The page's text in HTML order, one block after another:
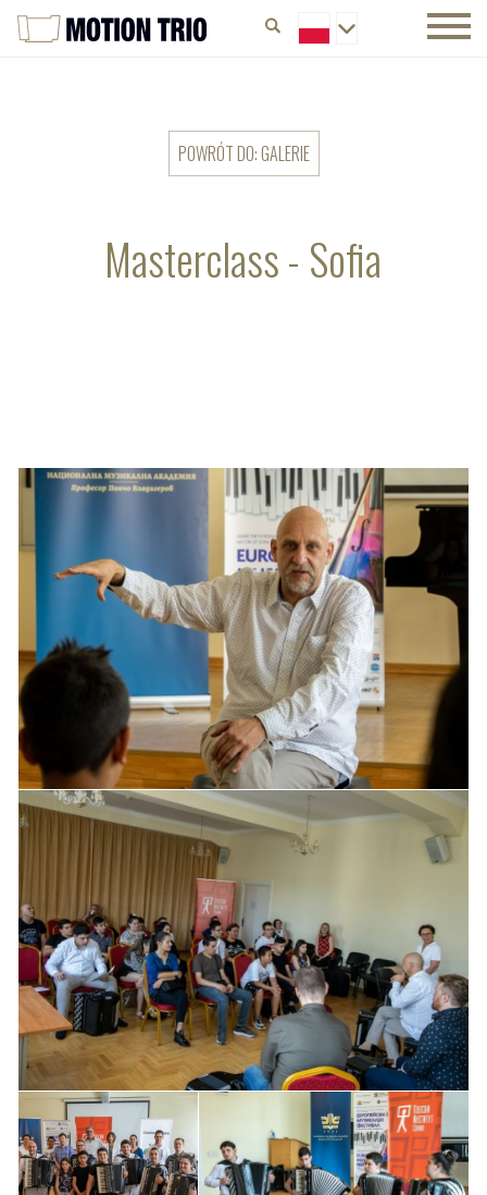
Masterclass - Sofia
POWRÓT DO: GALERIE